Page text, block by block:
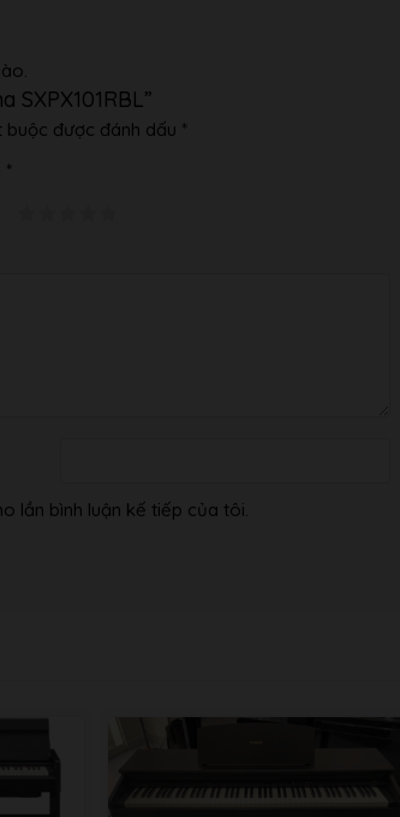
được đánh dấu *
*
lần bình luận kế tiếp của tôi.